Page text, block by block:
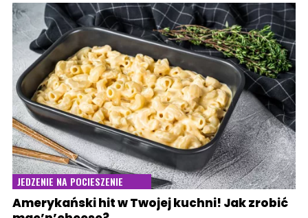
JEDZENIE NA POCIESZENIE
Amerykański hit w Twojej kuchni! Jak zrobić